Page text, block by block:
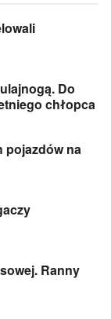
Do
chłopca
pojazdów na
Ranny